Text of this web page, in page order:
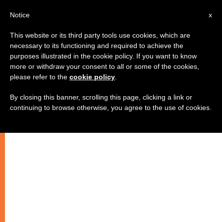
بطبيعتنا نرفض حمل الصليب، ولكن
بطبيعة المحبة نحمل أي صليب
x
Notice
This website or its third party tools use cookies, which are
necessary to its functioning and required to achieve the
purposes illustrated in the cookie policy. If you want to know
more or withdraw your consent to all or some of the cookies,
please refer to the cookie policy
By closing this banner, scrolling this page, clicking a link or
continuing to browse otherwise, you agree to the use of cookies.